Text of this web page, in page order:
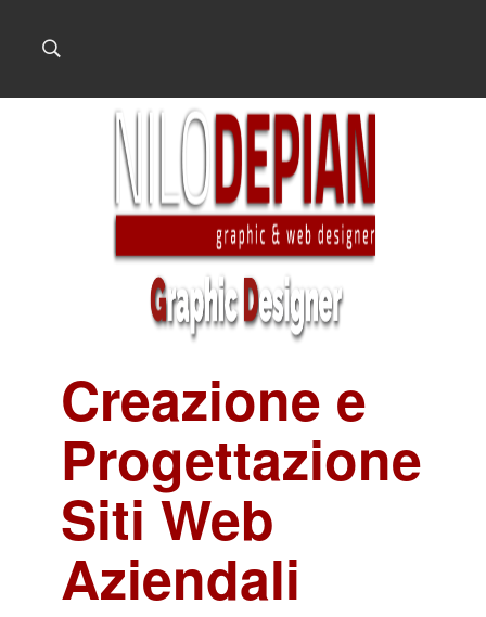
Creazione e
Progettazione
Siti Web
Aziendali